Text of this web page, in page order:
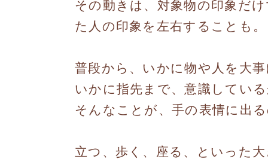
その動きは、対象物の印象だ
た人の印象を左右することも。
普段から、いかに物や人を大
いかに指先まで、意識してい
そんなことが、手の表情に出
立つ、歩く、座る、といった